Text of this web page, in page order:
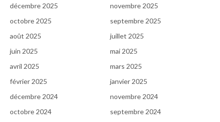
décembre 2025
novembre 2025
octobre 2025
septembre 2025
août 2025
juillet 2025
juin 2025
mai 2025
avril 2025
mars 2025
février 2025
janvier 2025
décembre 2024
novembre 2024
octobre 2024
septembre 2024